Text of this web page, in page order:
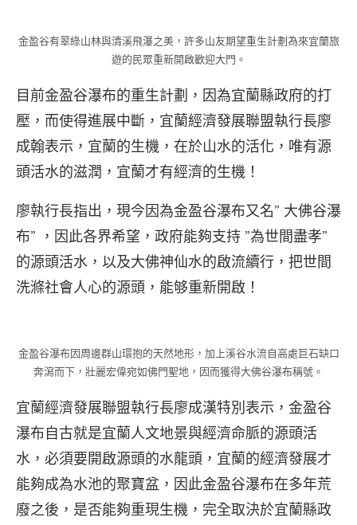
金盈谷有翠綠山林與清溪飛瀑之美，許多山友期望重生計劃為來宜蘭旅
遊的民眾重新開啟歡迎大門。
目前金盈谷瀑布的重生計劃，因為宜蘭縣政府的打
壓，而使得進展中斷，宜蘭經濟發展聯盟執行長廖
成翰表示，宜蘭的生機，在於山水的活化，唯有源
頭活水的滋潤，宜蘭才有經濟的生機！
廖執行長指出，現今因為金盈谷瀑布又名” 大佛谷瀑
布” ，因此各界希望，政府能夠支持 ”為世間盡孝”
的源頭活水，以及大佛神仙水的啟流續行，把世間
洗滌社會人心的源頭，能够重新開啟！
金盈谷瀑布因周邊群山環抱的天然地形，加上溪谷水流自高處巨石缺口
奔瀉而下，壯麗宏偉宛如佛門聖地，因而獲得大佛谷瀑布稱號。
宜蘭經濟發展聯盟執行長廖成漢特別表示，金盈谷
瀑布自古就是宜蘭人文地景與經濟命脈的源頭活
水，必須要開啟源頭的水龍頭，宜蘭的經濟發展才
能夠成為水池的聚寶盆，因此金盈谷瀑布在多年荒
廢之後，是否能夠重現生機，完全取決於宜蘭縣政